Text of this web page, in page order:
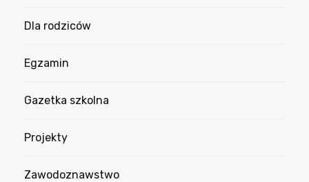
Dla rodziców
Egzamin
Gazetka szkolna
Projekty
Zawodoznawstwo